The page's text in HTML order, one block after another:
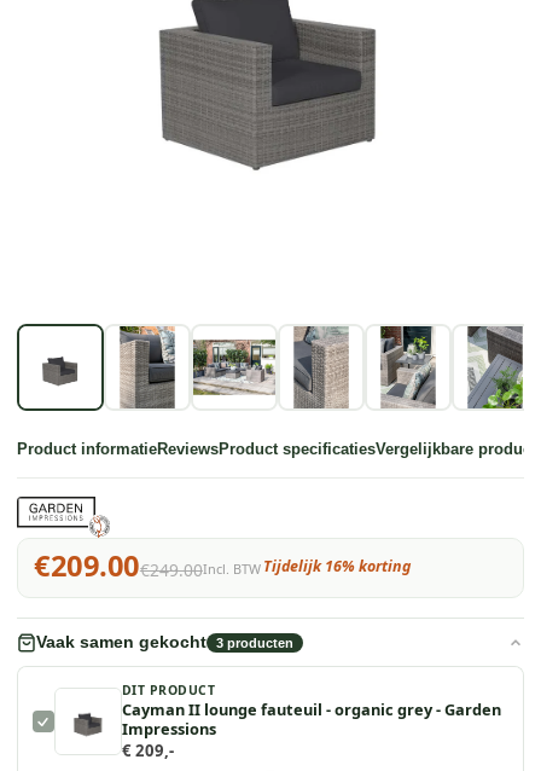
Product informatieReviewsProduct specificatiesVergelijkbare
€209.00€249.00Incl. BTW Tijdelijk 16% korting
Vaak samen gekocht 3 producten
DIT PRODUCT
Cayman II lounge fauteuil - organic grey - Garden
Impressions
€ 209,-